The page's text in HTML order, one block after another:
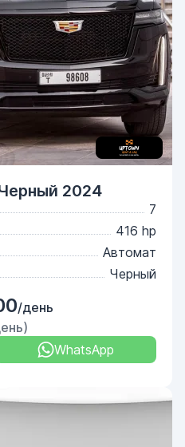
2024
7
416 hp
Автомат
Черный
/день
WhatsApp